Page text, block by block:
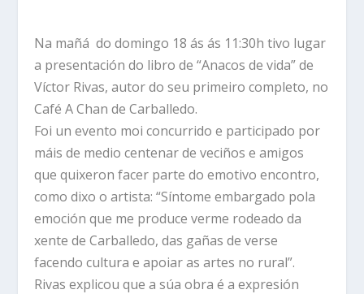
Na mañá do domingo 18 ás ás 11:30h tivo lugar
a presentación do libro de “Anacos de vida” de
Víctor Rivas, autor do seu primeiro completo, no
Café A Chan de Carballedo.
Foi un evento moi concurrido e participado por
máis de medio centenar de veciños e amigos
que quixeron facer parte do emotivo encontro,
como dixo o artista: “Síntome embargado pola
emoción que me produce verme rodeado da
xente de Carballedo, das gañas de verse
facendo cultura e apoiar as artes no rural”.
Rivas explicou que a súa obra é a expresión